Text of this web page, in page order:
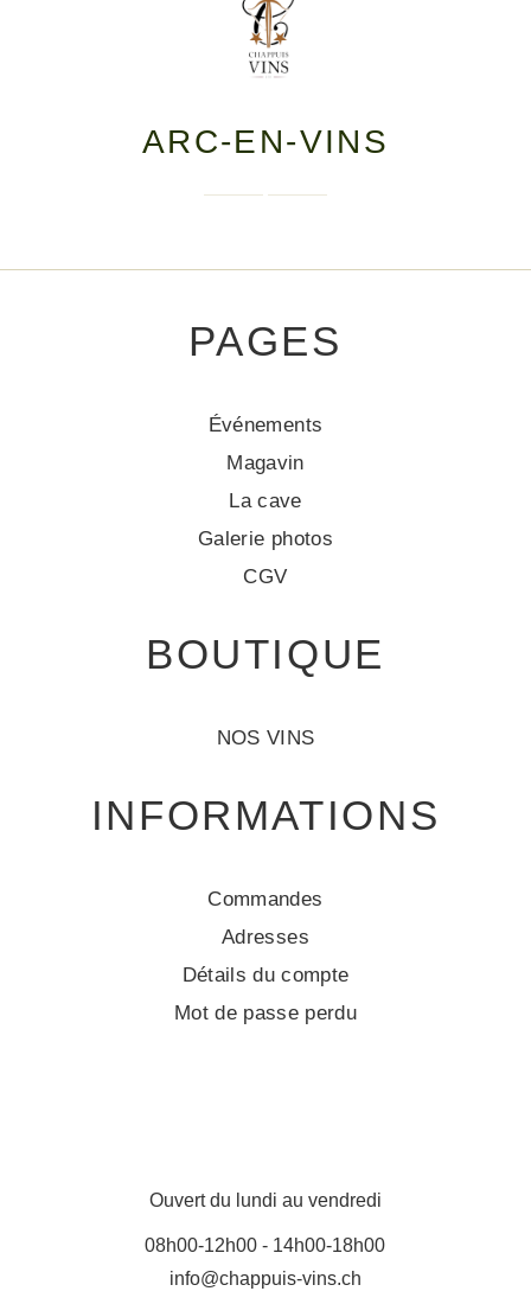
ARC-EN-VINS
PAGES
Événements
Magavin
La cave
Galerie photos
CGV
BOUTIQUE
NOS VINS
INFORMATIONS
Commandes
Adresses
Détails du compte
Mot de passe perdu
Ouvert du lundi au vendredi
08h00-12h00 - 14h00-18h00
info@chappuis-vins.ch